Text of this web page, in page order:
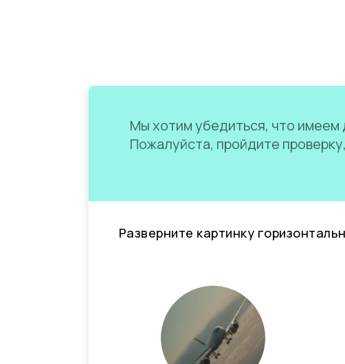
Мы хотим убедиться, что имеем
Пожалуйста, пройдите
Разверните картинку